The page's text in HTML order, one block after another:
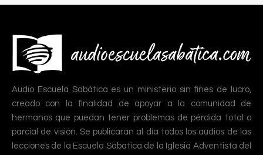
Audio Escuela Sabática es un ministerio sin fines de lucro,
creado con la finalidad de apoyar a la comunidad de
hermanos que puedan tener problemas de pérdida total o
parcial de visión. Se publicarán al día todos los audios de las
lecciones de la Escuela Sábatica de la Iglesia Adventista del